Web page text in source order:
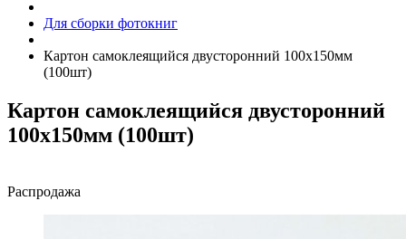
Для сборки фотокниг
Картон самоклеящийся двусторонний 100х150мм
(100шт)
Картон самоклеящийся двусторонний
100х150мм (100шт)
Распродажа